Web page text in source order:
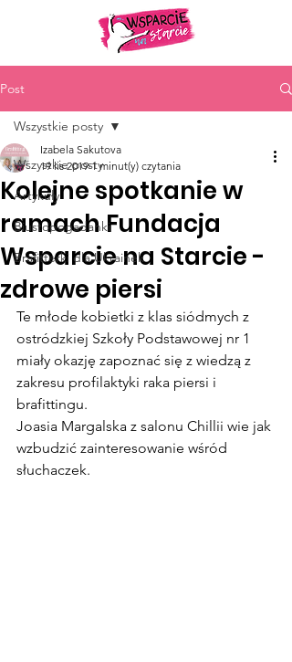
Post
Wszystkie posty
Artykuły
Biustopogadanki
Brafitterki dla Ukrainek
Wszystkie posty
Kolejne spotkanie w
ramach Fundacja
Wsparcie na Starcie -
zdrowe piersi
Izabela Sakutova
19 lis 2019 1 minut(y) czytania
Te młode kobietki z klas siódmych z
ostródzkiej Szkoły Podstawowej nr 1
miały okazję zapoznać się z wiedzą z
zakresu profilaktyki raka piersi i
brafittingu.
Joasia Margalska z salonu Chillii wie jak
wzbudzić zainteresowanie wśród
słuchaczek.